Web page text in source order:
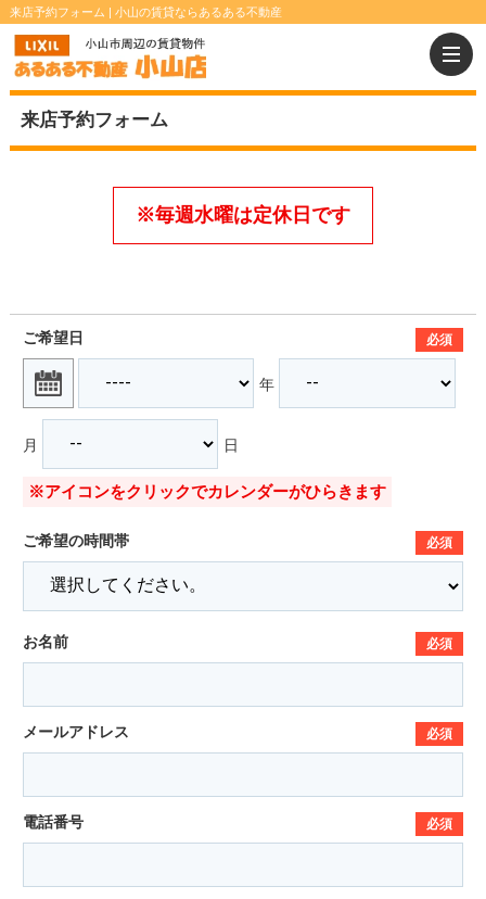
来店予約フォーム | 小山の賃貸ならあるある不動産
来店予約フォーム
ご希望日 必須
年
月 日
※アイコンをクリックでカレンダーがひらきます
ご希望の時間帯 必須
お名前 必須
メールアドレス 必須
電話番号 必須